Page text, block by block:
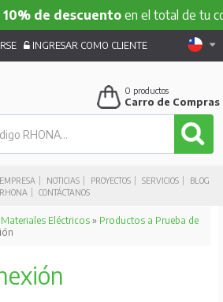
de descuentoen el total de tu
EMPRESA NOTICIAS PROYECTOS SERVICIOS
BLOG
RHONA
CONTÁCTANOS
INGRESAR COMO CLIENTE
0 productos
Carro de Compras
Materiales Eléctricos» Productos a Prueba de